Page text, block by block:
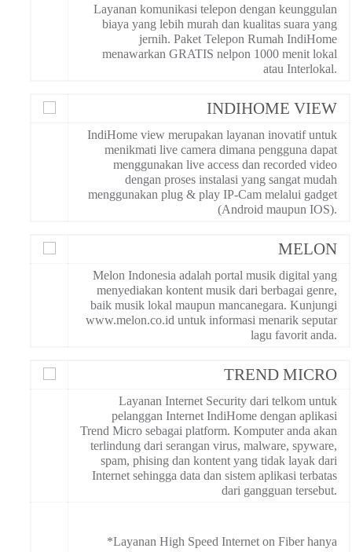
Layanan komunikasi telepon dengan keunggulan
biaya yang lebih murah dan kualitas suara yang
jernih. Paket Telepon Rumah IndiHome
menawarkan GRATIS nelpon 1000 menit lokal
atau Interlokal.
INDIHOME VIEW
IndiHome view merupakan layanan inovatif untuk
menikmati live camera dimana pengguna dapat
menggunakan live access dan recorded video
dengan proses instalasi yang sangat mudah
menggunakan plug & play IP-Cam melalui gadget
(Android maupun IOS).
MELON
Melon Indonesia adalah portal musik digital yang
menyediakan kontent musik dari berbagai genre,
baik musik lokal maupun mancanegara. Kunjungi
www.melon.co.id untuk informasi menarik seputar
lagu favorit anda.
TREND MICRO
Layanan Internet Security dari telkom untuk
pelanggan Internet IndiHome dengan aplikasi
Trend Micro sebagai platform. Komputer anda akan
terlindung dari serangan virus, malware, spyware,
spam, phising dan kontent yang tidak layak dari
Internet sehingga data dan sistem aplikasi terbatas
dari gangguan tersebut.
*Layanan High Speed Internet on Fiber hanya